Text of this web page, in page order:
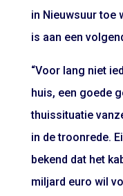
in Nieuwsuur toe
is aan een
“Voor lang niet
huis, een goede
thuissituatie
in de troonrede.
bekend dat het
miljard euro wil